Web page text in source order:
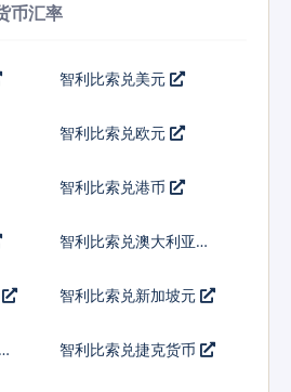
币汇率
智利比索兑美元
智利比索兑欧元
智利比索兑港币
智利比索兑澳大利亚元
智利比索兑新加坡元
智利比索兑捷克货币